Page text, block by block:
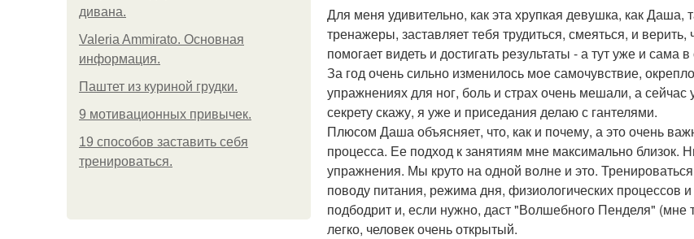
дивана.
Valeria Ammirato. Основная
информация.
Паштет из куриной грудки.
9 мотивационных привычек.
19 способов заставить себя
тренироваться.
Для меня удивительно, как эта хрупкая девушка, как
тренажеры, заставляет тебя трудиться, смеяться, и
помогает видеть и достигать результаты - а тут уже и сама
За год очень сильно изменилось мое самочувствие,
упражнениях для ног, боль и страх очень мешали, а
секрету скажу, я уже и приседания делаю с гантелями.
Плюсом Даша объясняет, что, как и почему, а это очень
процесса. Ее подход к занятиям мне максимально близок.
упражнения. Мы круто на одной волне и это.
поводу питания, режима дня, физиологических процессов
подбодрит и, если нужно, даст "Волшебного Пенделя"
легко, человек очень открытый.